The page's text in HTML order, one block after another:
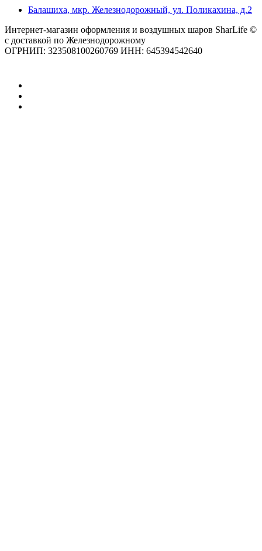
Балашиха, мкр. Железнодорожный, ул. Поликахина, д.2
Интернет-магазин оформления и воздушных шаров SharLife ©
с доставкой по Железнодорожному
ОГРНИП: 323508100260769 ИНН: 645394542640